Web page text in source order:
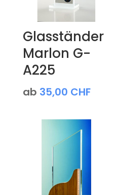
Glasständer
Marlon G-
A225
ab 35,00 CHF